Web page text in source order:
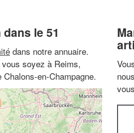
le 51
dans notre annuaire.
soyez à Reims,
en-Champagne.